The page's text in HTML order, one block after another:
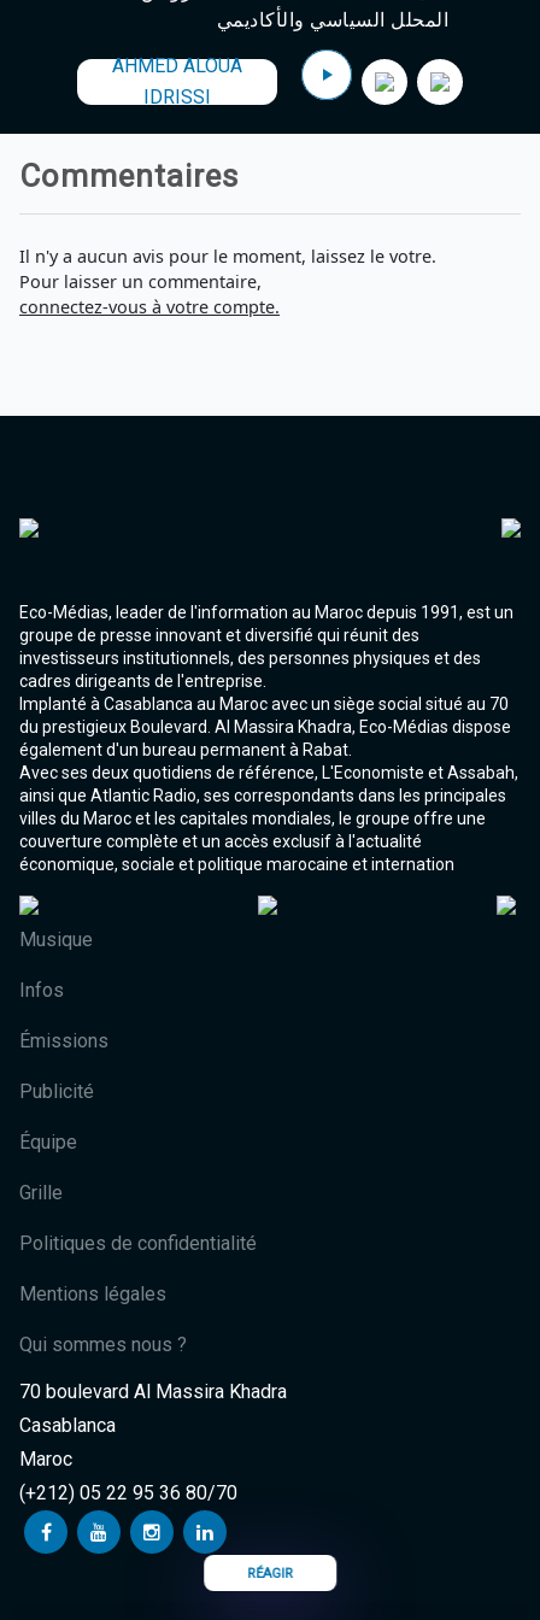
Agadir 99.7 Hz
Tétouan 87.8 Hz
Fès 98.8 Hz
Chefchaouen 106.4
Essaouira 96.6
Safi 92.3
Taza 103.0
Tan-Tan 95.2
المحلل السياسي والأكاديمي
AHMED ALOUA
IDRISSI
Commentaires
Il n'y a aucun avis pour le moment, laissez le votre.
Pour laisser un commentaire,
connectez-vous à votre compte.
RÉAGIR
Eco-Médias, leader de l'information au Maroc depuis 1991, est un
groupe de presse innovant et diversifié qui réunit des
investisseurs institutionnels, des personnes physiques et des
cadres dirigeants de l'entreprise.
Implanté à Casablanca au Maroc avec un siège social situé au 70
du prestigieux Boulevard. Al Massira Khadra, Eco-Médias dispose
également d'un bureau permanent à Rabat.
Avec ses deux quotidiens de référence, L'Economiste et Assabah,
ainsi que Atlantic Radio, ses correspondants dans les principales
villes du Maroc et les capitales mondiales, le groupe offre une
couverture complète et un accès exclusif à l'actualité
économique, sociale et politique marocaine et internation
Musique
Infos
Émissions
Publicité
Équipe
Grille
Politiques de confidentialité
Mentions légales
Qui sommes nous ?
70 boulevard Al Massira Khadra
Casablanca
Maroc
(+212) 05 22 95 36 80/70